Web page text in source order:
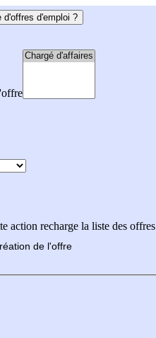
d'offres d'emploi ?
action recharge la liste des offres
de l'offre